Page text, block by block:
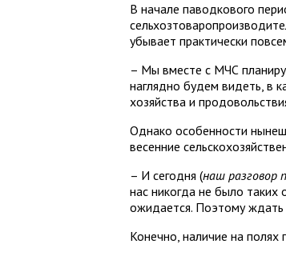
В начале паводкового
убывает практически
– Мы вместе с МЧС
наглядно будем видеть, в
хозяйства и
Однако особенности
весенние
– И сегодня (наш разговор
нас никогда не было таких
ожидается. Поэтому ждать
Конечно, наличие на